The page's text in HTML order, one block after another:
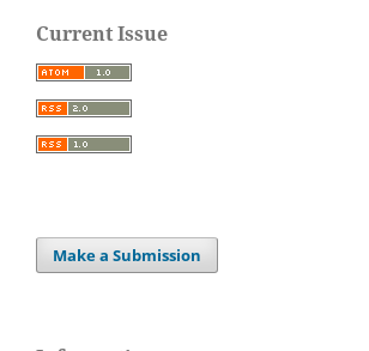
Current Issue
Make a Submission